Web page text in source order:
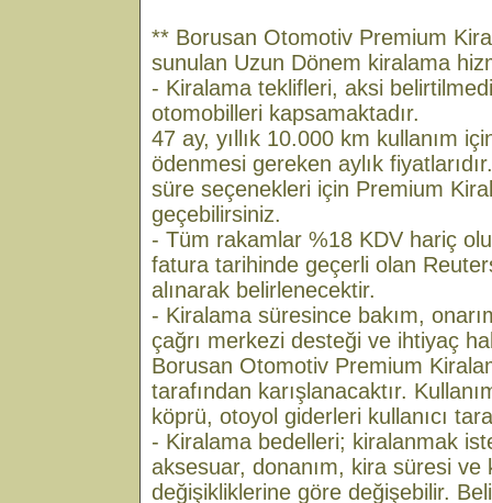
** Borusan Otomotiv Premium
sunulan Uzun Dönem kiralama
- Kiralama teklifleri, aksi
otomobilleri kapsamaktadır.
47 ay, yıllık 10.000 km kullanım
ödenmesi gereken aylık
süre seçenekleri için Premium
geçebilirsiniz.
- Tüm rakamlar %18 KDV hariç
fatura tarihinde geçerli olan
alınarak belirlenecektir.
- Kiralama süresince bakım,
çağrı merkezi desteği ve ihtiyaç
Borusan Otomotiv Premium
tarafından karışlanacaktır.
köprü, otoyol giderleri kullanıcı
- Kiralama bedelleri; kiralanmak
aksesuar, donanım, kira süresi ve
değişikliklerine göre değişebilir.